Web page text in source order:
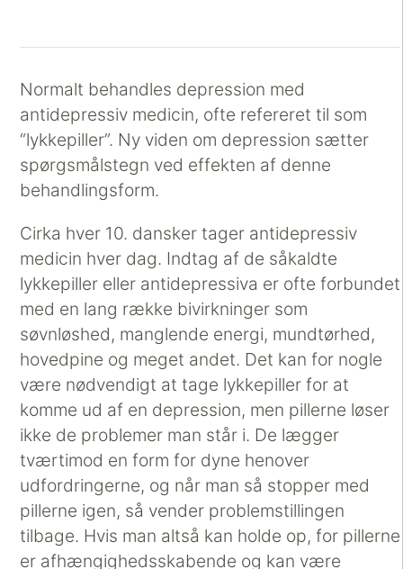
Normalt behandles depression med
antidepressiv medicin, ofte refereret til som
“lykkepiller”. Ny viden om depression sætter
spørgsmålstegn ved effekten af denne
behandlingsform.
Cirka hver 10. dansker tager antidepressiv
medicin hver dag. Indtag af de såkaldte
lykkepiller eller antidepressiva er ofte forbundet
med en lang række bivirkninger som
søvnløshed, manglende energi, mundtørhed,
hovedpine og meget andet. Det kan for nogle
være nødvendigt at tage lykkepiller for at
komme ud af en depression, men pillerne løser
ikke de problemer man står i. De lægger
tværtimod en form for dyne henover
udfordringerne, og når man så stopper med
pillerne igen, så vender problemstillingen
tilbage. Hvis man altså kan holde op, for pillerne
er afhængighedsskabende og kan være